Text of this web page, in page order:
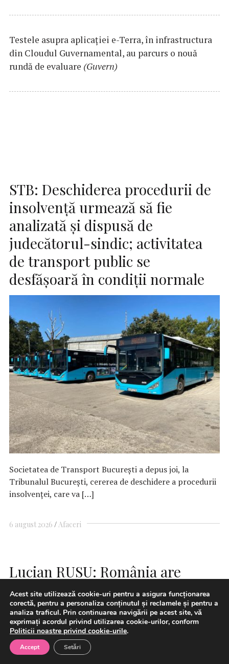
Testele asupra aplicaţiei e-Terra, în infrastructura
din Cloudul Guvernamental, au parcurs o nouă
rundă de evaluare (Guvern)
STB: Deschiderea procedurii de
insolvenţă urmează să fie
analizată şi dispusă de
judecătorul-sindic; activitatea
de transport public se
desfăşoară în condiţii normale
Societatea de Transport Bucureşti a depus joi, la
Tribunalul Bucureşti, cererea de deschidere a procedurii
insolvenţei, care va […]
6 august 2026 Afaceri
Lucian RUSU: România are
nevoie de o strategie energetică
pentru următorii 20 de ani, nu
de soluții pentru următoarele
două săptămâni
Acest site utilizează cookie-uri pentru a asigura funcționarea
corectă, pentru a personaliza conținutul și reclamele și pentru a
analiza traficul. Prin continuarea navigării pe acest site, vă
exprimați acordul privind utilizarea cookie-urilor, conform
Politicii noastre privind cookie-urile.
Accept Setări